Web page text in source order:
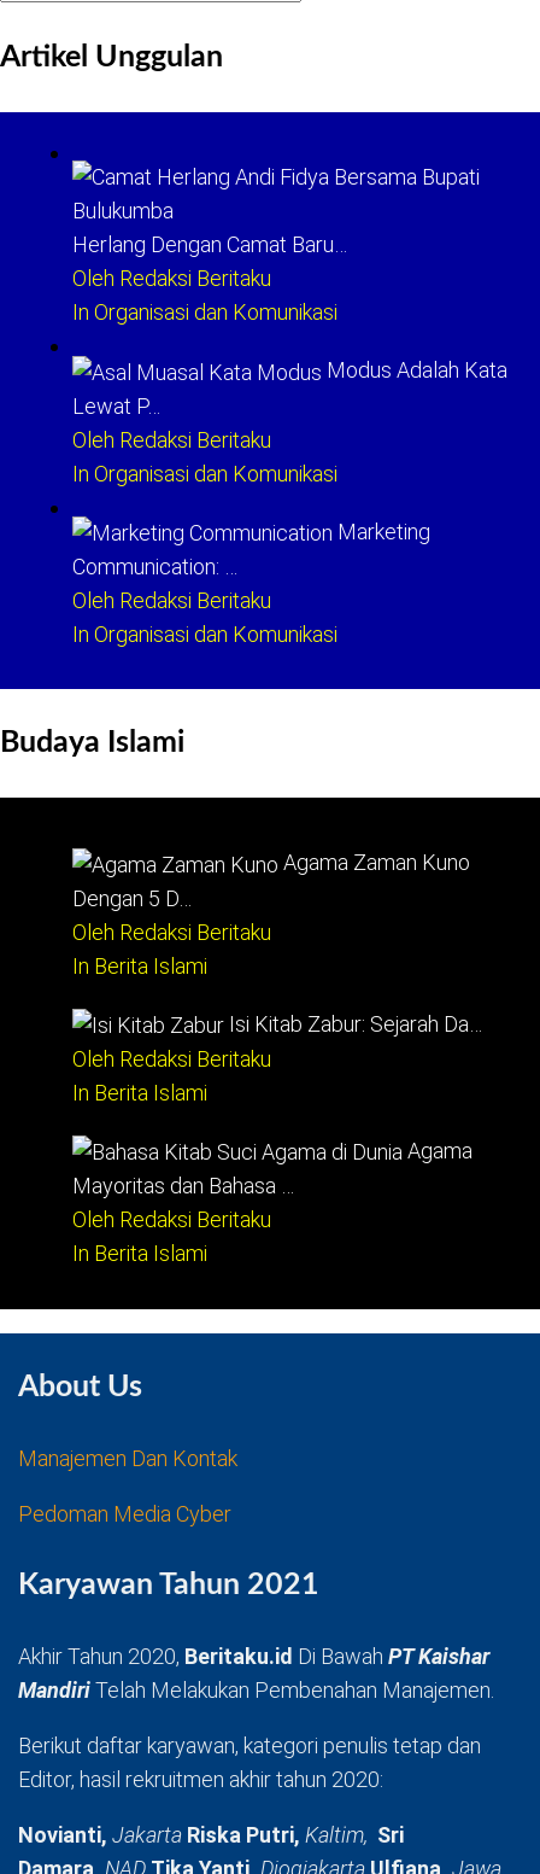
Artikel Unggulan
Herlang Dengan Camat Baru…
Oleh Redaksi Beritaku
In Organisasi dan Komunikasi
Modus Adalah Kata
Lewat P…
Oleh Redaksi Beritaku
In Organisasi dan Komunikasi
Marketing
Communication: …
Oleh Redaksi Beritaku
In Organisasi dan Komunikasi
Budaya Islami
Agama Zaman Kuno
Dengan 5 D…
Oleh Redaksi Beritaku
In Berita Islami
Isi Kitab Zabur: Sejarah Da…
Oleh Redaksi Beritaku
In Berita Islami
Agama
Mayoritas dan Bahasa …
Oleh Redaksi Beritaku
In Berita Islami
About Us
Manajemen Dan Kontak
Pedoman Media Cyber
Karyawan Tahun 2021
Akhir Tahun 2020, Beritaku.id Di Bawah PT Kaishar
MandiriTelah Melakukan Pembenahan Manajemen.
Berikut daftar karyawan, kategori penulis tetap dan
Editor, hasil rekruitmen akhir tahun 2020:
Novianti, Jakarta Riska Putri, Kaltim, Sri
Damara, NAD Tika Yanti, Djogjakarta Ulfiana, Jawa